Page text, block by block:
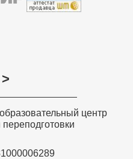
центр